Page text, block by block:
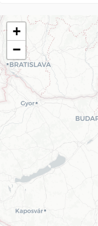
+
−